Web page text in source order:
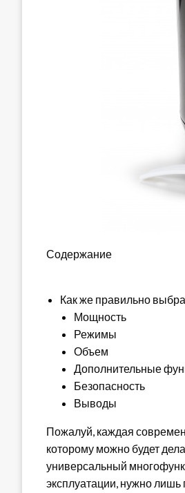
Содержание
Как же правильно
Мощность
Режимы
Объем
Дополнительные
Безопасность
Выводы
Пожалуй, каждая
которому можно будет
универсальный
эксплуатации, нужно